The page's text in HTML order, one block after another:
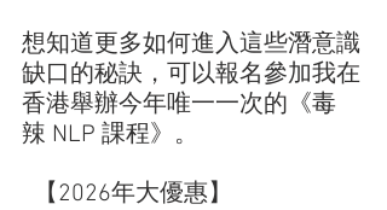
想知道更多如何進入這些潛意識
缺口的秘訣，可以報名參加我在
香港舉辦今年唯一一次的《毒
辣 NLP 課程》。
  【2026年大優惠】